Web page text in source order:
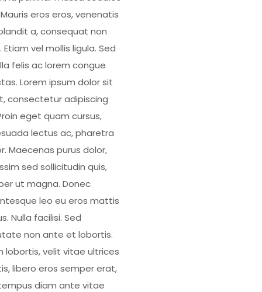
eros eros, venenatis
a, consequat non
Etiam vel mollis ligula. Sed
felis ac lorem congue
Lorem ipsum dolor sit
consectetur adipiscing
eget quam cursus,
lectus ac, pharetra
Maecenas purus dolor,
sed sollicitudin quis,
ut magna. Donec
leo eu eros mattis
Nulla facilisi. Sed
non ante et lobortis.
lobortis, velit vitae ultrices
libero eros semper erat,
diam ante vitae